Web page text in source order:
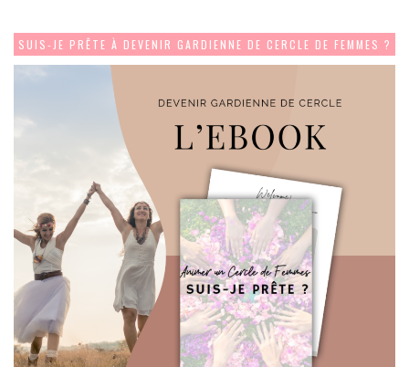
SUIS-JE PRÊTE À DEVENIR GARDIENNE DE CERCLE DE FEMMES ?